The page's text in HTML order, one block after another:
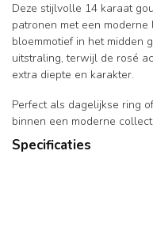
Deze stijlvolle 14 karaat
patronen met een
bloemmotief in het midden
uitstraling, terwijl de rosé
extra diepte en karakter.
Perfect als dagelijkse ring
binnen een moderne
Specificaties